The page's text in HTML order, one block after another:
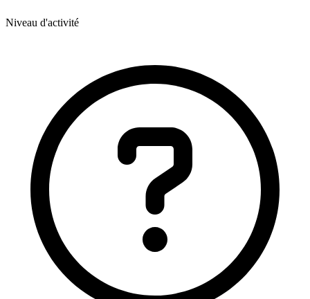
Niveau d'activité